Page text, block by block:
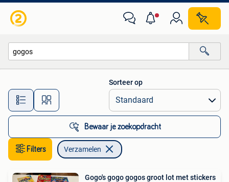
Alle afstanden…
Sorteer op
Bewaar je zoekopdracht
Filters Verzamelen
Gogo's gogo gogos groot lot met stickers